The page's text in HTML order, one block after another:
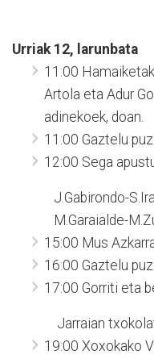
Urriak 12, larunbata
11:00
Artola eta Adur
adinekoek, doan.
11:00 Gaztelu
12:00 Sega
J.Gabirondo-
M.Garaialde-
15:00 Mus
16:00 Gaztelu
17:00 Gorriti eta
Jarraian txokolatea
19:00 Xoxokako